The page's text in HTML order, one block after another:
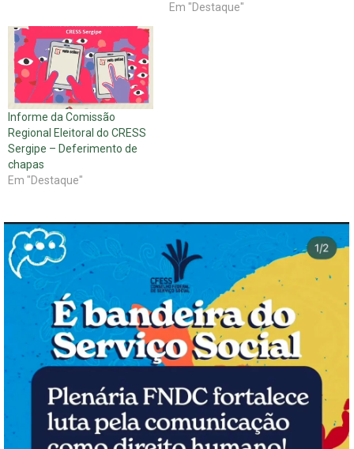
Em "Destaque"
Informe da Comissão
Regional Eleitoral do CRESS
Sergipe – Deferimento de
chapas
Em "Destaque"